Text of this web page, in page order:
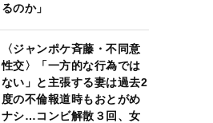
るのか」
〈ジャンポケ斉藤・不同意
性交〉「一方的な行為では
ない」と主張する妻は過去2
度の不倫報道時もおとがめ
ナシ…コンビ解散３回、女